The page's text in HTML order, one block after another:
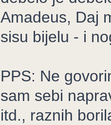
Amadeus, Daj
sisu bijelu - i
PPS: Ne
sam sebi
itd., raznih